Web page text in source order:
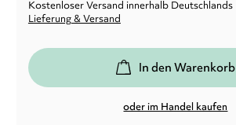
Kostenloser Versand innerhalb Deutschlands
Lieferung & Versand
In den Warenkorb
oder im Handel kaufen